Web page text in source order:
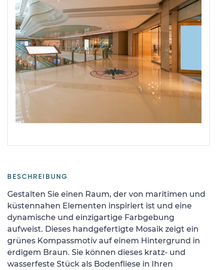
BESCHREIBUNG
Gestalten Sie einen Raum, der von maritimen und
küstennahen Elementen inspiriert ist und eine
dynamische und einzigartige Farbgebung
aufweist. Dieses handgefertigte Mosaik zeigt ein
grünes Kompassmotiv auf einem Hintergrund in
erdigem Braun. Sie können dieses kratz- und
wasserfeste Stück als Bodenfliese in Ihren